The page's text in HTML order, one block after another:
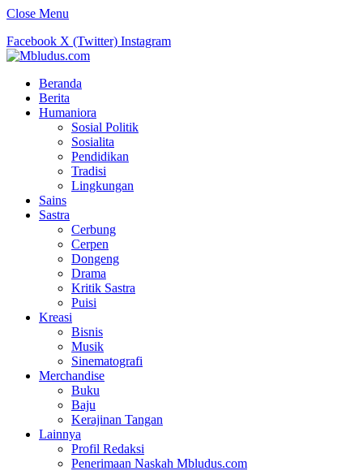
Close Menu
Facebook X (Twitter) Instagram
Beranda
Berita
Humaniora
Sosial Politik
Sosialita
Pendidikan
Tradisi
Lingkungan
Sains
Sastra
Cerbung
Cerpen
Dongeng
Drama
Kritik Sastra
Puisi
Kreasi
Bisnis
Musik
Sinematografi
Merchandise
Buku
Baju
Kerajinan Tangan
Lainnya
Profil Redaksi
Penerimaan Naskah Mbludus.com